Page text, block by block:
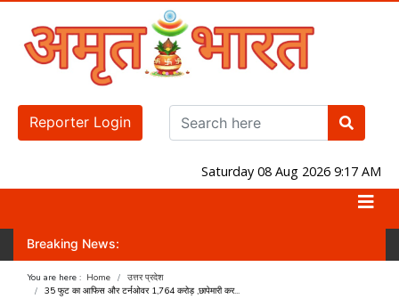
Reporter Login
Saturday 08 Aug 2026 9:17 AM
Breaking News:
पाएगी? जानिए लोकसभा-राज्यसभा का नंबर गेम!
You are here : Home
उत्तर प्रदेश
35 फुट का आफिस और टर्नओवर 1,764 करोड़ ,छापेमारी कर...